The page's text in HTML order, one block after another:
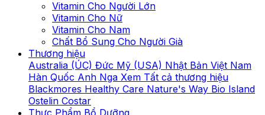
Vitamin Cho Người Lớn
Vitamin Cho Nữ
Vitamin Cho Nam
Chất Bổ Sung Cho Người Già
Thương hiệu
Australia (ÚC) Đức Mỹ (USA) Nhật Bản Việt Nam
Hàn Quốc Anh Nga Xem Tất cả thương hiệu
Blackmores Healthy Care Nature's Way Bio Island
Ostelin Costar
Thực Phẩm Bổ Dưỡng